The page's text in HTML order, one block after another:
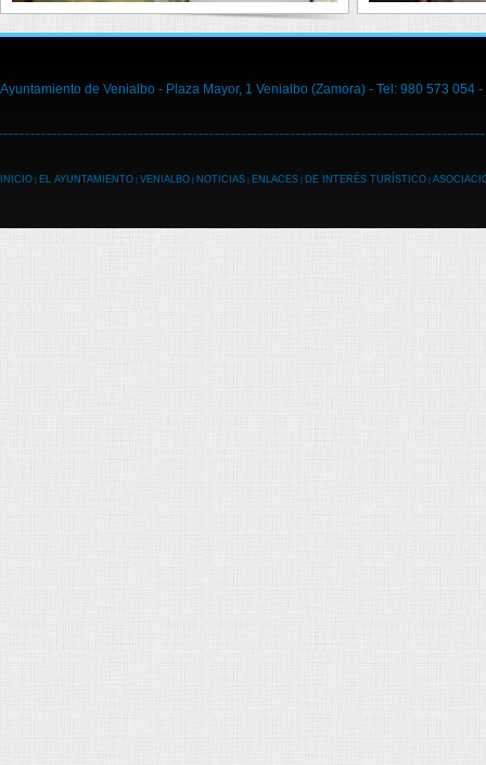
Ayuntamiento de Venialbo - Plaza Mayor, 1 Venialbo (Zamora) - Tel: 980 573 054 -
INICIO | EL AYUNTAMIENTO | VENIALBO | NOTICIAS | ENLACES | DE INTERÉS TURÍSTICO |